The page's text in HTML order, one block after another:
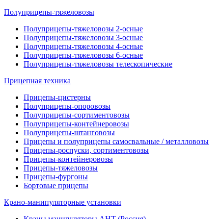
Полуприцепы-тяжеловозы
Полуприцепы-тяжеловозы 2-осные
Полуприцепы-тяжеловозы 3-осные
Полуприцепы-тяжеловозы 4-осные
Полуприцепы-тяжеловозы 6-осные
Полуприцепы-тяжеловозы телескопические
Прицепная техника
Прицепы-цистерны
Полуприцепы-опоровозы
Полуприцепы-сортиментовозы
Полуприцепы-контейнеровозы
Полуприцепы-штанговозы
Прицепы и полуприцепы самосвальные / металловозы
Прицепы-роспуски, сортиментовозы
Прицепы-контейнеровозы
Прицепы-тяжеловозы
Прицепы-фургоны
Бортовые прицепы
Крано-манипуляторные установки